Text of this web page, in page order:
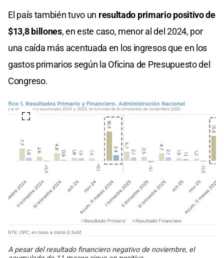
El país también tuvo un resultado primario positivo de
$13,8 billones, en este caso, menor al del 2024, por
una caída más acentuada en los ingresos que en los
gastos primarios según la Oficina de Presupuesto del
Congreso.
A pesar del resultado financiero negativo de noviembre, el